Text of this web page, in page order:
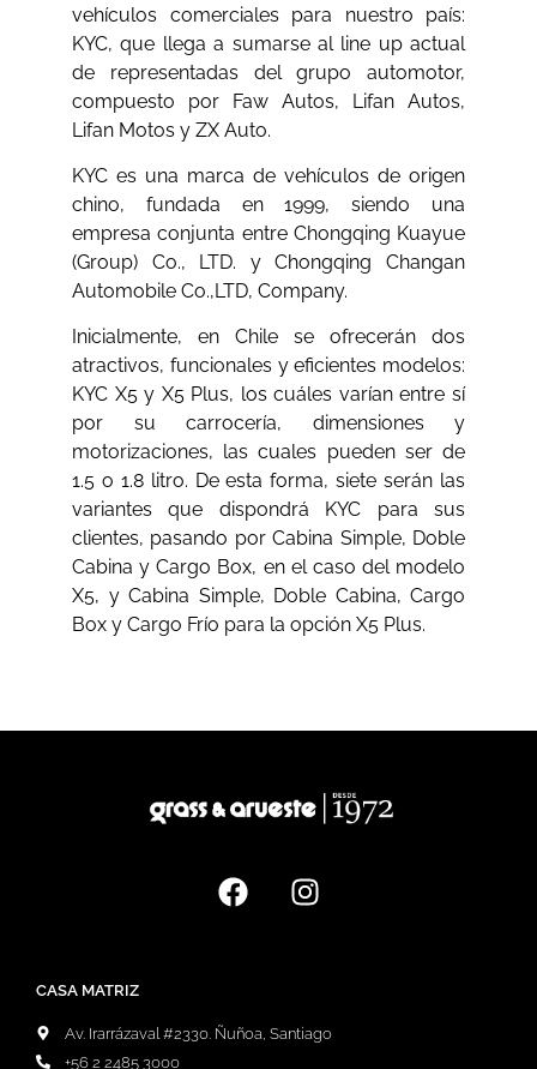
vehículos comerciales para nuestro país:
KYC, que llega a sumarse al line up actual
de representadas del grupo automotor,
compuesto por Faw Autos, Lifan Autos,
Lifan Motos y ZX Auto.
KYC es una marca de vehículos de origen
chino, fundada en 1999, siendo una
empresa conjunta entre Chongqing Kuayue
(Group) Co., LTD. y Chongqing Changan
Automobile Co.,LTD, Company.
Inicialmente, en Chile se ofrecerán dos
atractivos, funcionales y eficientes modelos:
KYC X5 y X5 Plus, los cuáles varían entre sí
por su carrocería, dimensiones y
motorizaciones, las cuales pueden ser de
1.5 o 1.8 litro. De esta forma, siete serán las
variantes que dispondrá KYC para sus
clientes, pasando por Cabina Simple, Doble
Cabina y Cargo Box, en el caso del modelo
X5, y Cabina Simple, Doble Cabina, Cargo
Box y Cargo Frío para la opción X5 Plus.
CASA MATRIZ
Av. Irarrázaval #2330. Ñuñoa, Santiago
+56 2 2485 3000